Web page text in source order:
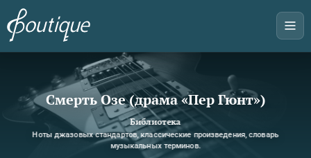
Смерть Озе (драма «Пер Гюнт»)
Библиотека
Ноты джазовых стандартов, классические произведения, словарь
музыкальных терминов.